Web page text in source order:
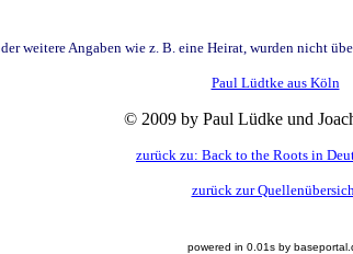
weitere Angaben wie z. B. eine Heirat, wurden nicht
Paul Lüdtke aus Köln
© 2009 by Paul Lüdke und
zurück zu: Back to the Roots in
zurück zur
powered in 0.01s by